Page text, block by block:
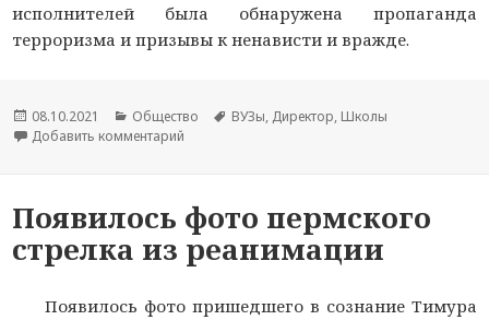
исполнителей была обнаружена пропаганда
терроризма и призывы к ненависти и вражде.
Опубликовано
08.10.2021 Рубрики
Общество Метки
ВУЗы, Директор, Школы
Добавить комментарий
Появилось фото пермского
стрелка из реанимации
Появилось фото пришедшего в сознание Тимура